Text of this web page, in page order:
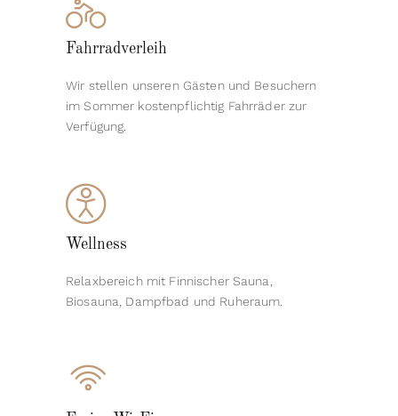
Fahrradverleih
Wir stellen unseren Gästen und Besuchern
im Sommer kostenpflichtig Fahrräder zur
Verfügung.
Wellness
Relaxbereich mit Finnischer Sauna,
Biosauna, Dampfbad und Ruheraum.